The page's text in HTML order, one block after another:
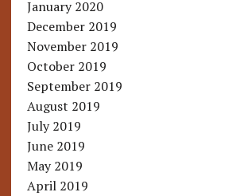
January 2020
December 2019
November 2019
October 2019
September 2019
August 2019
July 2019
June 2019
May 2019
April 2019